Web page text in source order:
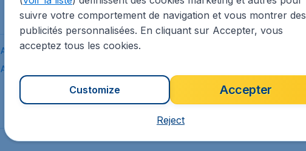
Afrique
Asie
suivre votre comportement de navigation et vous montrer des
publicités personnalisées. En cliquant sur Accepter, vous
acceptez tous les cookies.
Accepter
Customize
Reject